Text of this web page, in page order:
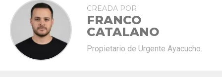
CREADA POR
FRANCO
CATALANO
Propietario de Urgente Ayacucho.